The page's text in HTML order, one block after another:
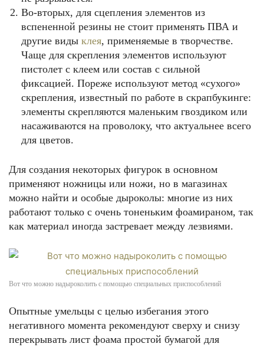
Изготовление игрушек– отличный способ развлечь детей и привить им вкус
к прекрасному
Во-вторых, для сцепления элементов из
вспененной резины не стоит применять ПВА и
другие виды клея, применяемые в творчестве.
Чаще для скрепления элементов используют
пистолет с клеем или состав с сильной
фиксацией. Пореже используют метод «сухого»
скрепления, известный по работе в скрапбукинге:
элементы скрепляются маленьким гвоздиком или
насаживаются на проволоку, что актуальнее всего
для цветов.
Для создания некоторых фигурок в основном
применяют ножницы или ножи, но в магазинах
можно найти и особые дыроколы: многие из них
работают только с очень тоненьким фоамираном, так
как материал иногда застревает между лезвиями.
Вот что можно надыроколить с помощью специальных приспособлений
Опытные умельцы с целью избегания этого
негативного момента рекомендуют сверху и снизу
перекрывать лист фоама простой бумагой для